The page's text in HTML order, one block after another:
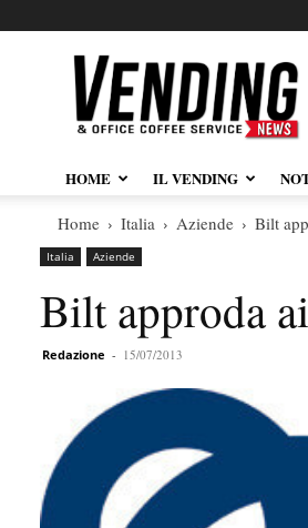
Vendingnews.it
HOME IL VENDING
Home Italia Aziende Bilt
Italia Aziende
Bilt approda
Redazione - 15/07/2013